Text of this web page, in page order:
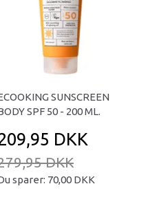
SUNSCREEN
SPF 50 - 200 ML.
DKK
DKK
sparer: 70,00 DKK